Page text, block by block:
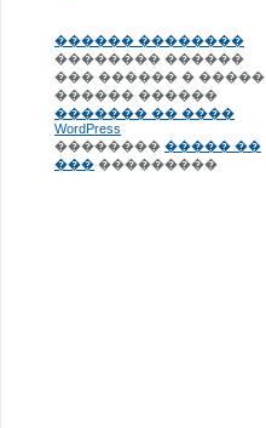
������ ��������
�������� ������
��� ������ � �����.
������ ������
������� �� ����
WordPress
�������� ����� ��
��� ���������